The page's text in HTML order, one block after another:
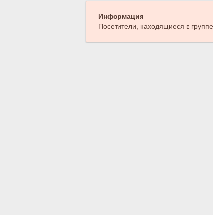
Информация
Посетители, находящиеся в группе